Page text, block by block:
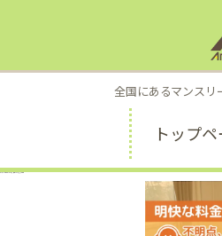
全国にあるマンス
トップ